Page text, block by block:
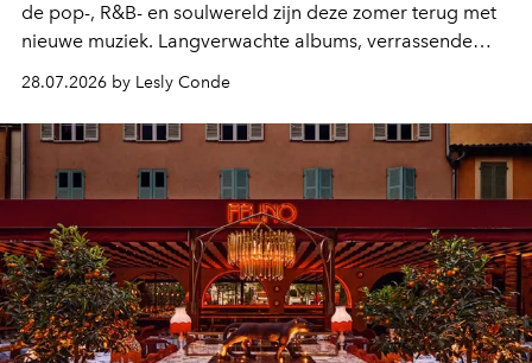
de pop-, R&B- en soulwereld zijn deze zomer terug met
nieuwe muziek. Langverwachte albums, verrassende
comebacks en veelbelovende nieuwe projecten: dit zijn
de releases die je niet mag missen.
28.07.2026 by Lesly Conde